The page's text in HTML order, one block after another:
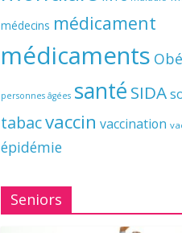
médecins médicament
médicaments
personnes âgées santé SIDA
tabacvaccin vaccination
épidémie
Seniors